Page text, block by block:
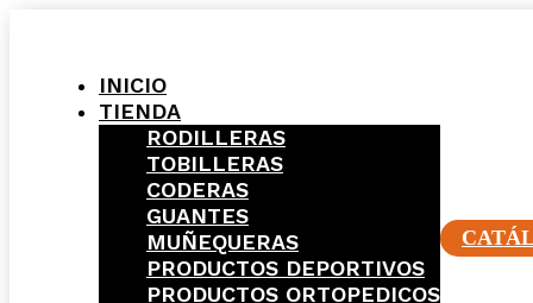
INICIO
TIENDA
RODILLERAS
TOBILLERAS
CODERAS
GUANTES
MUÑEQUERAS
PRODUCTOS DEPORTIVOS
PRODUCTOS ORTOPEDICOS